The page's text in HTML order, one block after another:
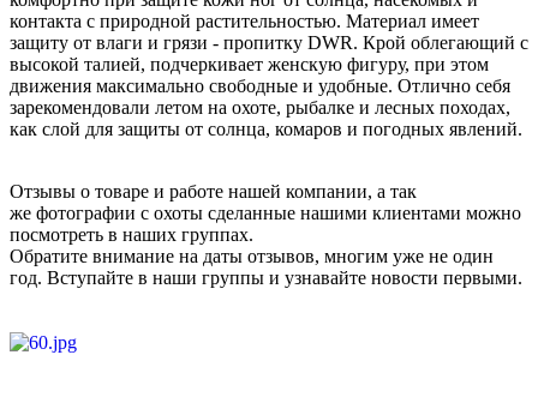
контакта с природной растительностью. Материал имеет
защиту от влаги и грязи - пропитку DWR. Крой облегающий с
высокой талией, подчеркивает женскую фигуру, при этом
движения максимально свободные и удобные. Отлично себя
зарекомендовали летом на охоте, рыбалке и лесных походах,
как слой для защиты от солнца, комаров и погодных явлений.
Отзывы о товаре и работе нашей компании, а так
же фотографии с охоты сделанные нашими клиентами можно
посмотреть в наших группах.
Обратите внимание на даты отзывов, многим уже не один
год. Вступайте в наши группы и узнавайте новости первыми.